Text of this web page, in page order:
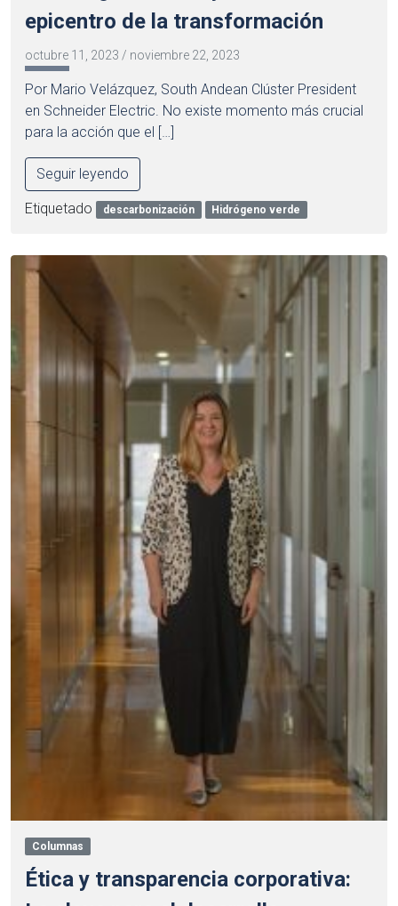
epicentro de la transformación
octubre 11, 2023 / noviembre 22, 2023
Por Mario Velázquez, South Andean Clúster President
en Schneider Electric. No existe momento más crucial
para la acción que el […]
Seguir leyendo
Etiquetado descarbonización Hidrógeno verde
Columnas
Ética y transparencia corporativa: